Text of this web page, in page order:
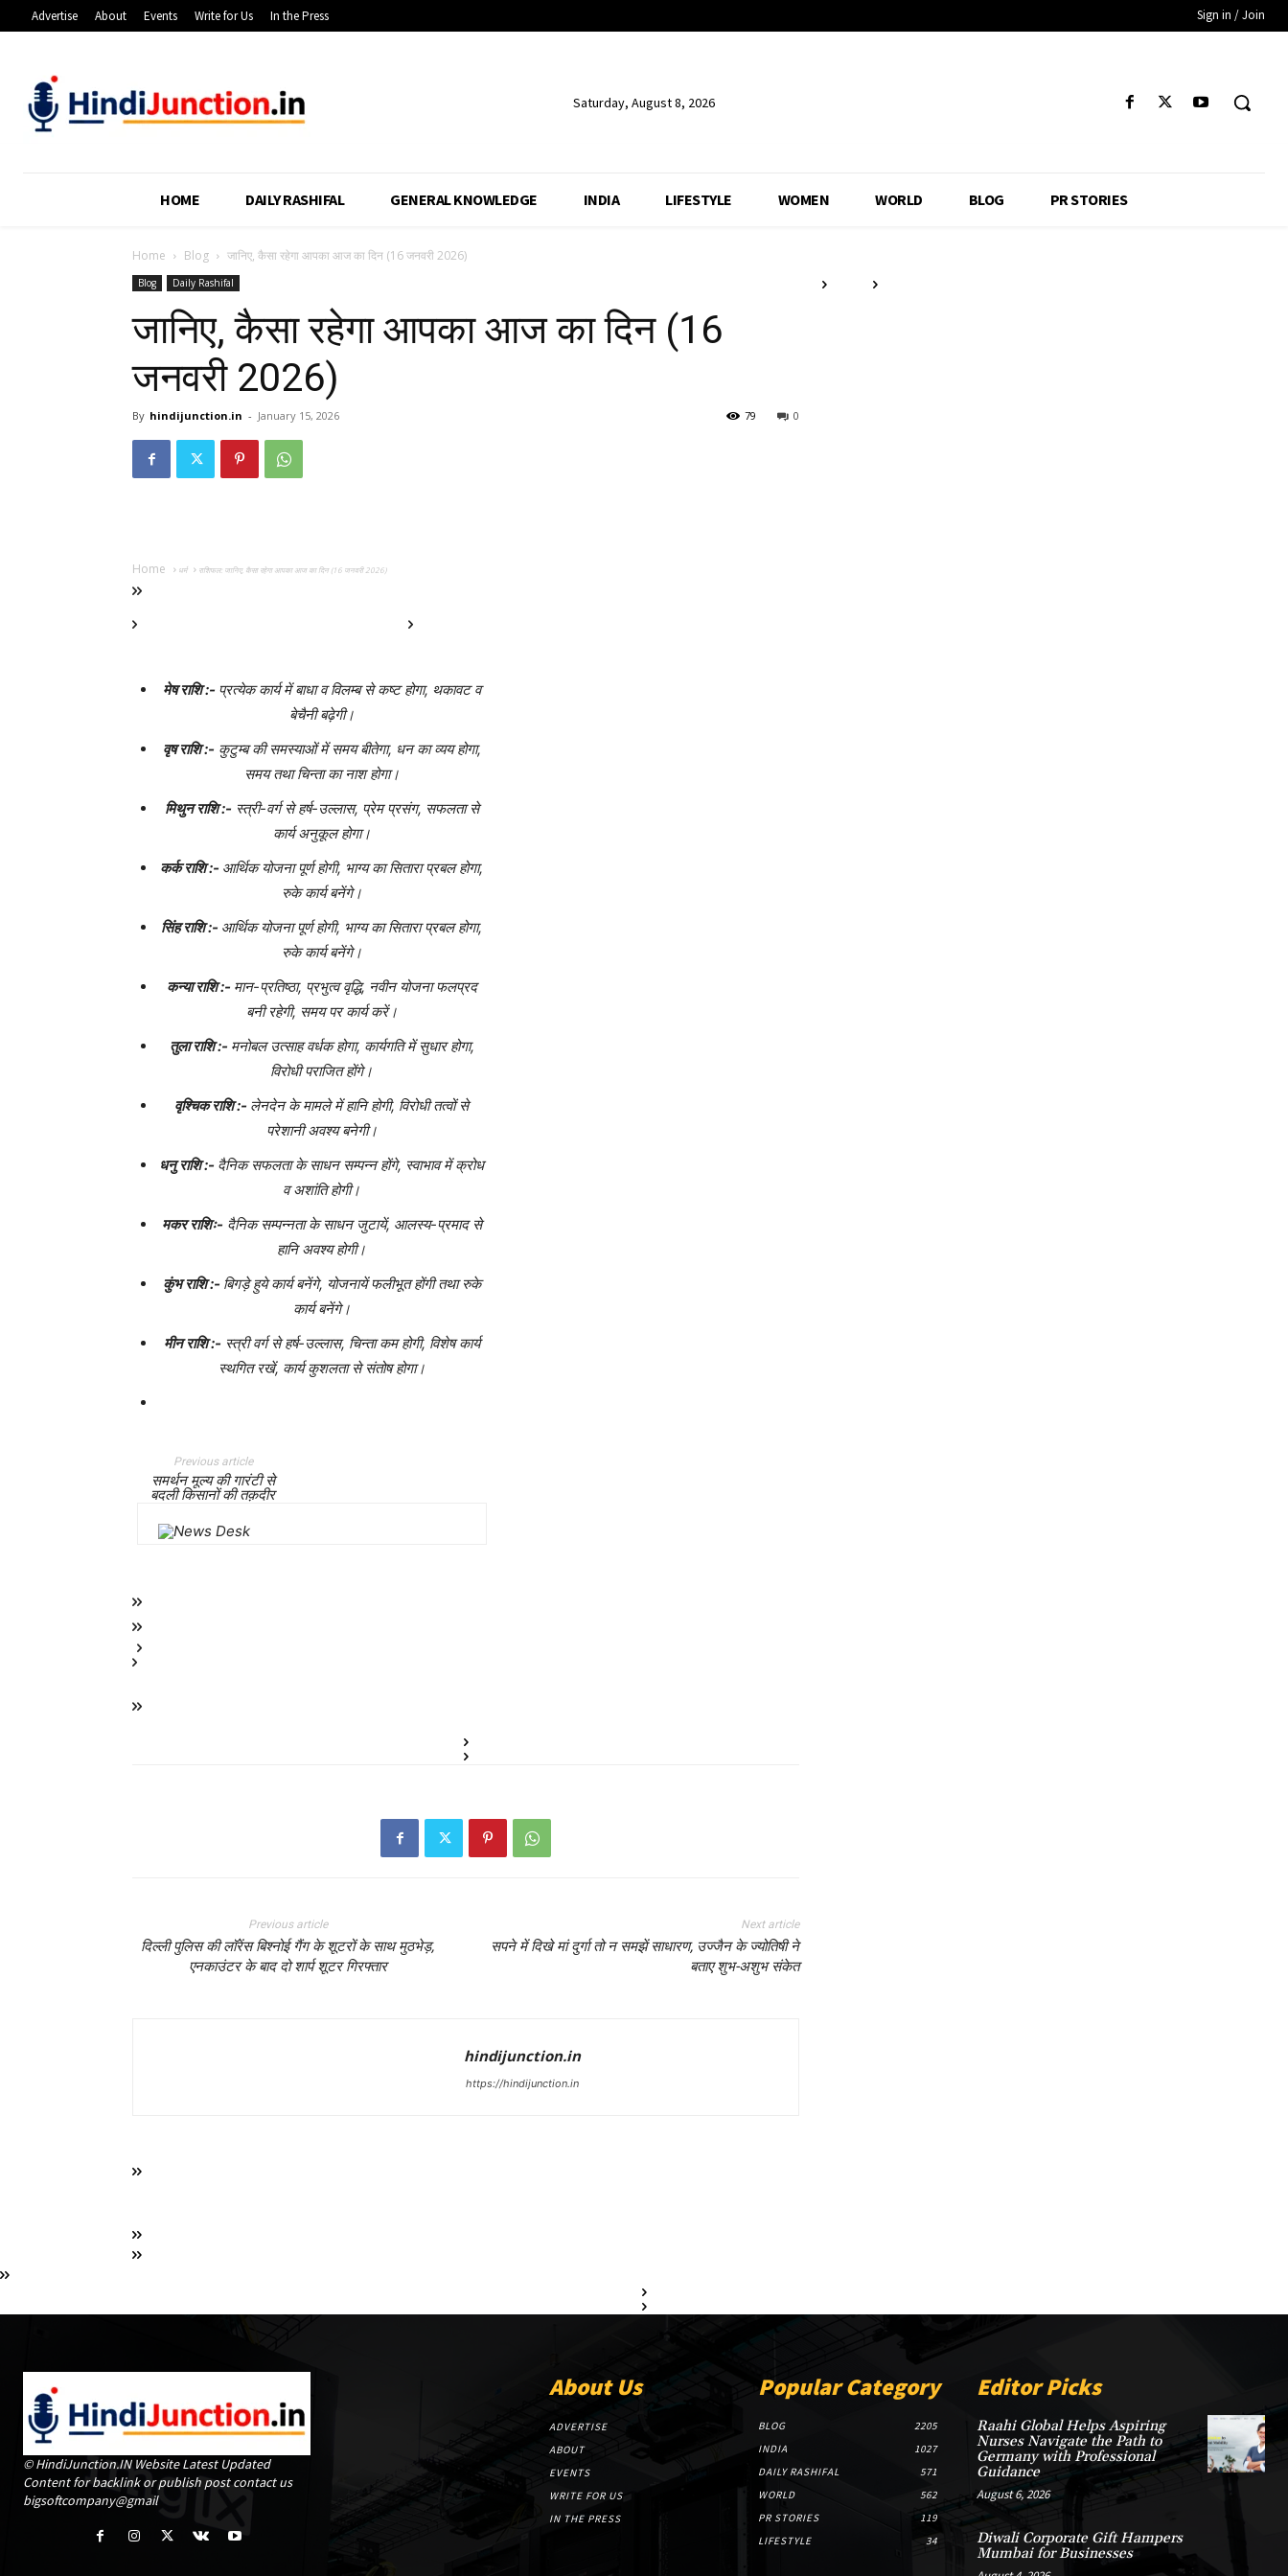
Advertise About Events Write for Us In the Press Sign in / Join
Saturday, August 8, 2026
HOME DAILY RASHIFAL GENERAL KNOWLEDGE INDIA LIFESTYLE WOMEN WORLD BLOG PR STORIES
Home Blog जानिए, कैसा रहेगा आपका आज का दिन (16 जनवरी 2026)
Blog Daily Rashifal
जानिए, कैसा रहेगा आपका आज का दिन (16
जनवरी 2026)
By hindijunction.in - January 15, 2026 0
79
Home धर्म राशिफल: जानिए, कैसा रहेगा आपका आज का दिन (16 जनवरी 2026)
मेष राशि :- प्रत्येक कार्य में बाधा व विलम्ब से कष्ट होगा, थकावट व
बेचैनी बढ़ेगी।
वृष राशि :- कुटुम्ब की समस्याओं में समय बीतेगा, धन का व्यय होगा,
समय तथा चिन्ता का नाश होगा।
मिथुन राशि :- स्त्री-वर्ग से हर्ष-उल्लास, प्रेम प्रसंग, सफलता से
कार्य अनुकूल होगा।
कर्क राशि :- आर्थिक योजना पूर्ण होगी, भाग्य का सितारा प्रबल होगा,
रुके कार्य बनेंगे।
सिंह राशि :- आर्थिक योजना पूर्ण होगी, भाग्य का सितारा प्रबल होगा,
रुके कार्य बनेंगे।
कन्या राशि :- मान-प्रतिष्ठा, प्रभुत्व वृद्धि, नवीन योजना फलप्रद
बनी रहेगी, समय पर कार्य करें।
तुला राशि :- मनोबल उत्साह वर्धक होगा, कार्यगति में सुधार होगा,
विरोधी पराजित होंगे।
वृश्चिक राशि :- लेनदेन के मामले में हानि होगी, विरोधी तत्वों से
परेशानी अवश्य बनेगी।
धनु राशि :- दैनिक सफलता के साधन सम्पन्न होंगे, स्वाभाव में क्रोध
व अशांति होगी।
मकर राशिः- दैनिक सम्पन्नता के साधन जुटायें, आलस्य-प्रमाद से
हानि अवश्य होगी।
कुंभ राशि :- बिगड़े हुये कार्य बनेंगे, योजनायें फलीभूत होंगी तथा रुके
कार्य बनेंगे।
मीन राशि :- स्त्री वर्ग से हर्ष-उल्लास, चिन्ता कम होगी, विशेष कार्य
स्थगित रखें, कार्य कुशलता से संतोष होगा।
Previous article
समर्थन मूल्य की गारंटी से
बदली किसानों की तक़दीर
Previous article
दिल्ली पुलिस की लॉरेंस बिश्नोई गैंग के शूटरों के साथ मुठभेड़,
एनकाउंटर के बाद दो शार्प शूटर गिरफ्तार
Next article
सपने में दिखे मां दुर्गा तो न समझें साधारण, उज्जैन के ज्योतिषी ने
बताए शुभ-अशुभ संकेत
hindijunction.in
https://hindijunction.in
© HindiJunction.IN Website Latest Updated
Content for backlink or publish post contact us
bigsoftcompany@gmail
About Us
ADVERTISE
ABOUT
EVENTS
WRITE FOR US
IN THE PRESS
Popular Category
BLOG
2205
INDIA
1027
DAILY RASHIFAL
571
WORLD
562
PR STORIES
119
LIFESTYLE
34
Editor Picks
Raahi Global Helps Aspiring
Nurses Navigate the Path to
Germany with Professional
Guidance
August 6, 2026
Diwali Corporate Gift Hampers
Mumbai for Businesses